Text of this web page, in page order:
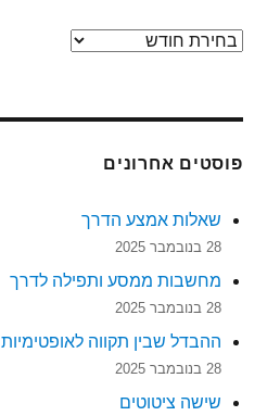
ארכיונים
פוסטים אחרונים
שאלות אמצע הדרך
28 בנובמבר 2025
מחשבות ממסע ותפילה לדרך
28 בנובמבר 2025
ההבדל שבין תקווה לאופטימיות
28 בנובמבר 2025
שישה ציטוטים